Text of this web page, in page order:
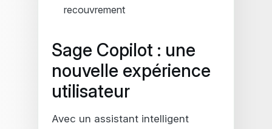
recouvrement
Sage Copilot : une
nouvelle expérience
utilisateur
Avec un assistant intelligent